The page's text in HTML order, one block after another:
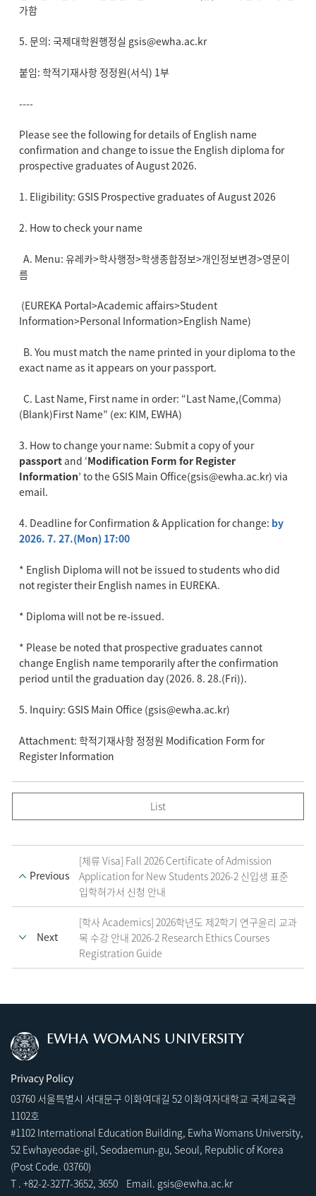
가함
5. 문의: 국제대학원행정실 gsis@ewha.ac.kr
붙임: 학적기재사항 정정원(서식) 1부
----
Please see the following for details of English name
confirmation and change to issue the English diploma for
prospective graduates of August 2026.
1. Eligibility: GSIS Prospective graduates of August 2026
2. How to check your name
A. Menu: 유레카>학사행정>학생종합정보>개인정보변경>영문이
름
(EUREKA Portal>Academic affairs>Student
Information>Personal Information>English Name)
B. You must match the name printed in your diploma to the
exact name as it appears on your passport.
C. Last Name, First name in order: “Last Name,(Comma)
(Blank)First Name” (ex: KIM, EWHA)
3. How to change your name: Submit a copy of your
passport and ‘Modification Form for Register
Information’ to the GSIS Main Office(gsis@ewha.ac.kr) via
email.
4. Deadline for Confirmation & Application for change: by
2026. 7. 27.(Mon) 17:00
* English Diploma will not be issued to students who did
not register their English names in EUREKA.
* Diploma will not be re-issued.
* Please be noted that prospective graduates cannot
change English name temporarily after the confirmation
period until the graduation day (2026. 8. 28.(Fri)).
5. Inquiry: GSIS Main Office (gsis@ewha.ac.kr)
Attachment: 학적기재사항 정정원 Modification Form for
Register Information
List
Previous
[체류 Visa] Fall 2026 Certificate of Admission
Application for New Students 2026-2 신입생 표준
입학허가서 신청 안내
Next
[학사 Academics] 2026학년도 제2학기 연구윤리 교과
목 수강 안내 2026-2 Research Ethics Courses
Registration Guide
EWHA WOMANS UNIVERSITY
Privacy Policy
03760 서울특별시 서대문구 이화여대길 52 이화여자대학교 국제교육관
1102호
#1102 International Education Building, Ewha Womans University,
52 Ewhayeodae-gil, Seodaemun-gu, Seoul, Republic of Korea
(Post Code. 03760)
T . +82-2-3277-3652, 3650 Email. gsis@ewha.ac.kr